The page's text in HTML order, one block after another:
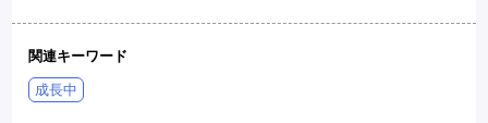
関連キーワード
成長中